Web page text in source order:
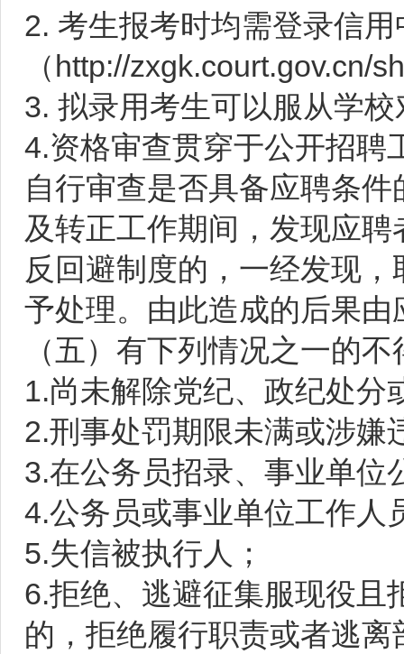
2. 考生报考时均需登录信
（http://zxgk.court.gov.cn/
3. 拟录用考生可以服从学
4.资格审查贯穿于公开招聘
自行审查是否具备应聘条
及转正工作期间，发现应
反回避制度的，一经发现
予处理。由此造成的后果由
（五）有下列情况之一的
1.尚未解除党纪、政纪处分
2.刑事处罚期限未满或涉嫌
3.在公务员招录、事业单位
4.公务员或事业单位工作人
5.失信被执行人；
6.拒绝、逃避征集服现役且
的，拒绝履行职责或者逃